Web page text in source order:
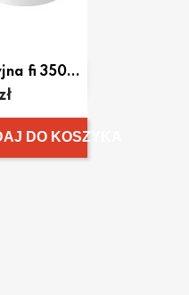
fi 350...
DO KOSZYKA